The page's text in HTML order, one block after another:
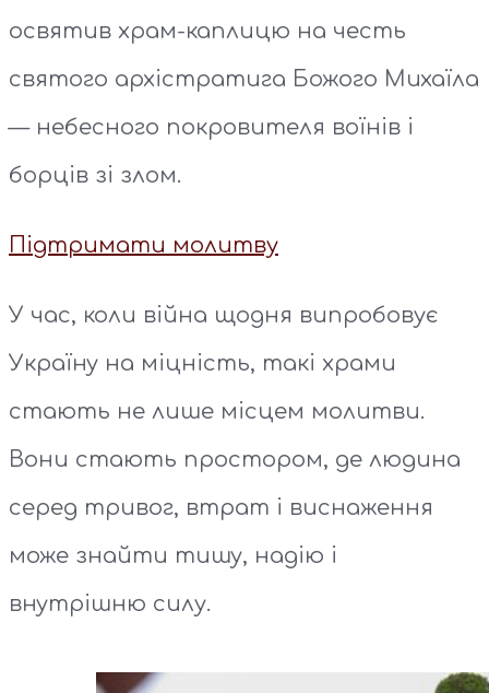
освятив храм-каплицю на честь
святого архістратига Божого Михаїла
— небесного покровителя воїнів і
борців зі злом.
Підтримати молитву
У час, коли війна щодня випробовує
Україну на міцність, такі храми
стають не лише місцем молитви.
Вони стають простором, де людина
серед тривог, втрат і виснаження
може знайти тишу, надію і
внутрішню силу.